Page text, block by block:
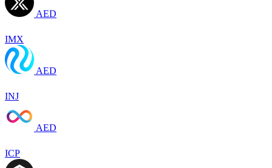
AED
IMX
AED
INJ
AED
ICP